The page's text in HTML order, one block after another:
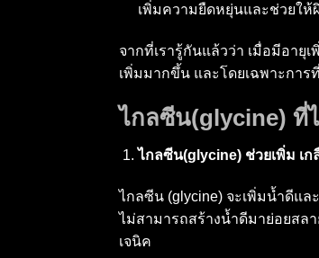
เพิ่มความยืดหยุ่นและช่วยให้
จากที่เรารู้กันแล้วว่า เมื่อมีอายุ
เพิ่มมากขึ้น และโดยเฉพาะกา
ไกลซีน(glycine) ที่
ไกลซีน(glycine) ช่วยเพิ่ม เ
ไกลซีน (glycine) จะเพิ่มน้ำดีแ
ไม่สามารถสร้างน้ำดีมาย่อยสล
เจนิค